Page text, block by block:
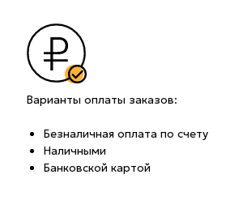
Варианты оплаты заказов:
Безналичная оплата по счету
Наличными
Банковской картой